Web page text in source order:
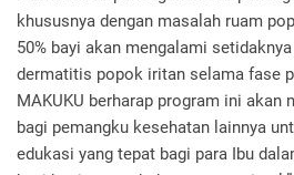
khususnya dengan masalah ruam
50% bayi akan mengalami
dermatitis popok iritan selama fase
MAKUKU berharap program ini akan
bagi pemangku kesehatan lainnya
edukasi yang tepat bagi para Ibu